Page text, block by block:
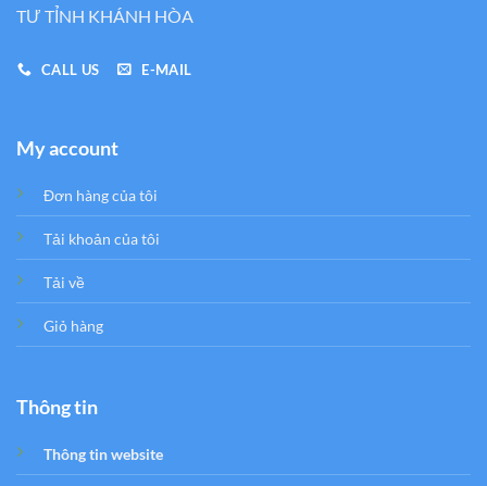
TƯ TỈNH KHÁNH HÒA
CALL US E-MAIL
My account
Đơn hàng của tôi
Tải khoản của tôi
Tải về
Giỏ hàng
Thông tin
Thông tin website